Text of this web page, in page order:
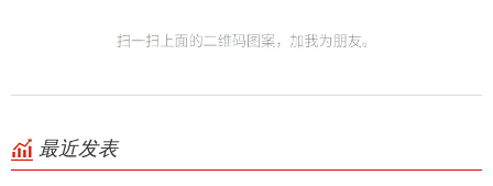
最近发表